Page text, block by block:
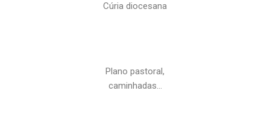
Cúria diocesana
Plano pastoral,
caminhadas…